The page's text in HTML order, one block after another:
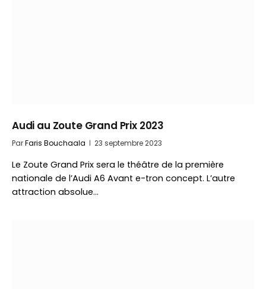
Audi au Zoute Grand Prix 2023
ParFaris Bouchaala 23 septembre 2023
Le Zoute Grand Prix sera le théâtre de la première
nationale de l’Audi A6 Avant e-tron concept. L’autre
attraction absolue…